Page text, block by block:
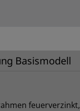
Basismodell
feuerverzinkt,